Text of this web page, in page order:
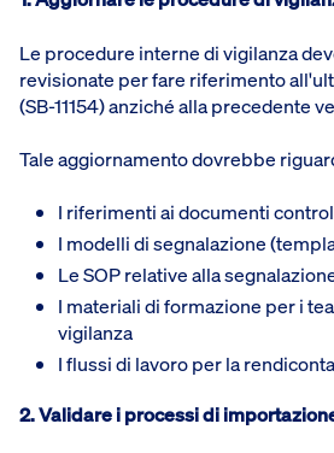
Le procedure interne di vigilanza
revisionate per fare riferimento
(SB-11154) anziché alla precedente
Tale aggiornamento dovrebbe
I riferimenti ai documenti
I modelli di segnalazione
Le SOP relative alla
I materiali di formazione per i
vigilanza
I flussi di lavoro per la
2. Validare i processi di